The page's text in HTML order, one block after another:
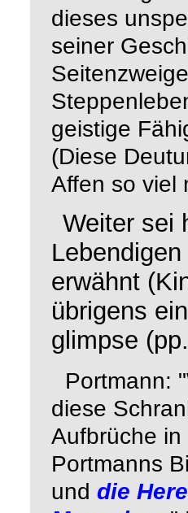
dieses
seiner
geistige
(Diese
Affen so viel
Weiter sei
Lebendigen
erwähnt
übrigens
glimpse
Portmann:
diese
Aufbrüche
Portmanns
und die